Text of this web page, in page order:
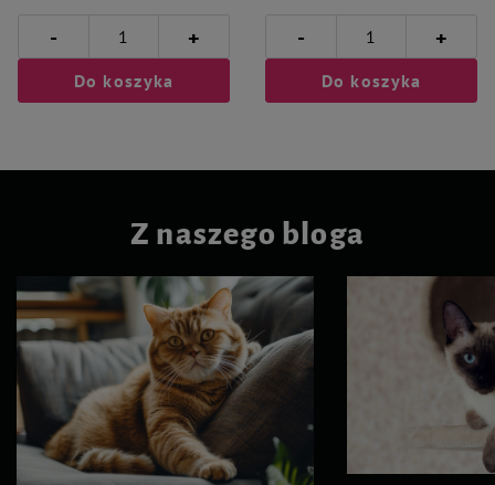
- +
Do koszyka
- +
Do koszyka
Z naszego bloga